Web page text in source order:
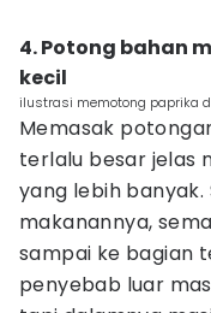
4. Potong bahan
kecil
ilustrasi memotong paprika
Memasak
terlalu besar jelas
yang lebih
makanannya,
sampai ke bagian
penyebab luar